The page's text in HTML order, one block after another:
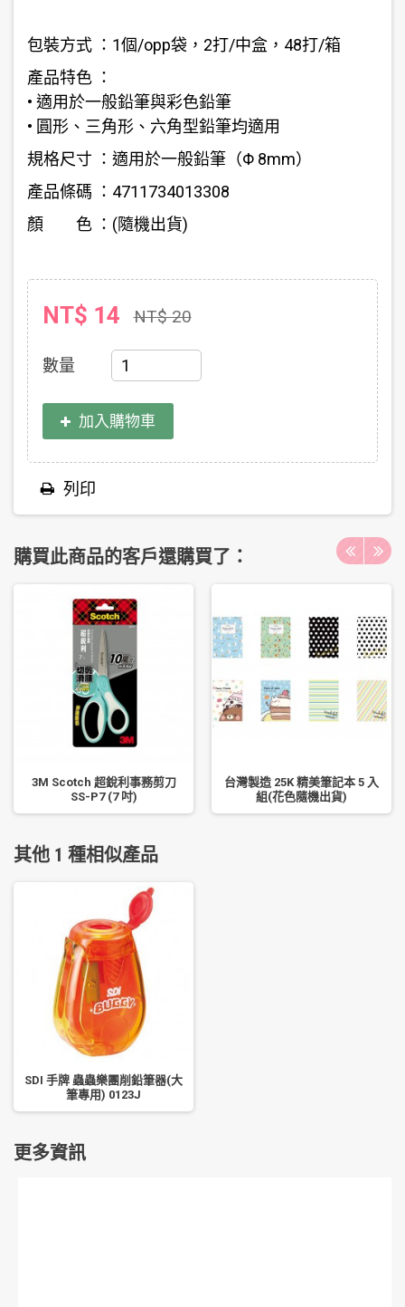
包裝方式 ：1個/opp袋，2打/中盒，48打/箱
產品特色 ：
• 適用於一般鉛筆與彩色鉛筆
• 圓形、三角形、六角型鉛筆均適用
規格尺寸 ：適用於一般鉛筆（Φ 8mm）
產品條碼 ：4711734013308
顏 色 ：(隨機出貨)
NT$ 14 NT$ 20
數量
加入購物車
列印
購買此商品的客戶還購買了：
3M Scotch 超銳利事務剪刀
SS-P7 (7 吋)
台灣製造 25K 精美筆記本 5 入
組(花色隨機出貨)
其他 1 種相似產品
SDI 手牌 蟲蟲樂團削鉛筆器(大
筆專用) 0123J
更多資訊